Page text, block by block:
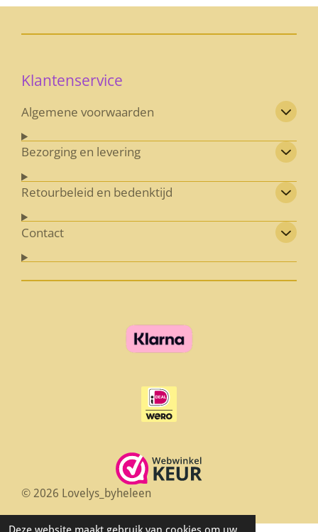
Klantenservice
Algemene voorwaarden
Bezorging en levering
Retourbeleid en bedenktijd
Contact
© 2026 Lovelys_byheleen